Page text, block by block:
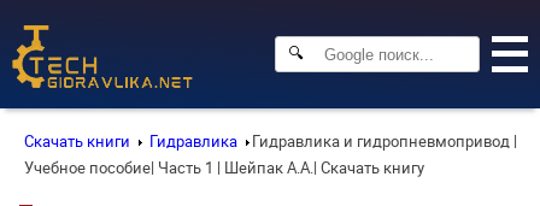
🔍
Скачать книги Гидравлика
Гидравлика и гидропневмопривод |
Учебное пособие| Часть 1 | Шейпак А.А.| Скачать книгу